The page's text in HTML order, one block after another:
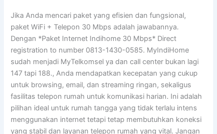
Jika Anda mencari paket yang efisien dan fungsional,
paket WiFi + Telepon 30 Mbps adalah jawabannya.
Dengan *Paket Internet Indihome 30 Mbps* Direct
registration to number 0813-1430-0585. MyIndiHome
sudah menjadi MyTelkomsel ya dan call center bukan lagi
147 tapi 188., Anda mendapatkan kecepatan yang cukup
untuk browsing, email, dan streaming ringan, sekaligus
fasilitas telepon rumah untuk komunikasi harian. Ini adalah
pilihan ideal untuk rumah tangga yang tidak terlalu intens
menggunakan internet tetapi tetap membutuhkan koneksi
yang stabil dan layanan telepon rumah yang vital. Jangan